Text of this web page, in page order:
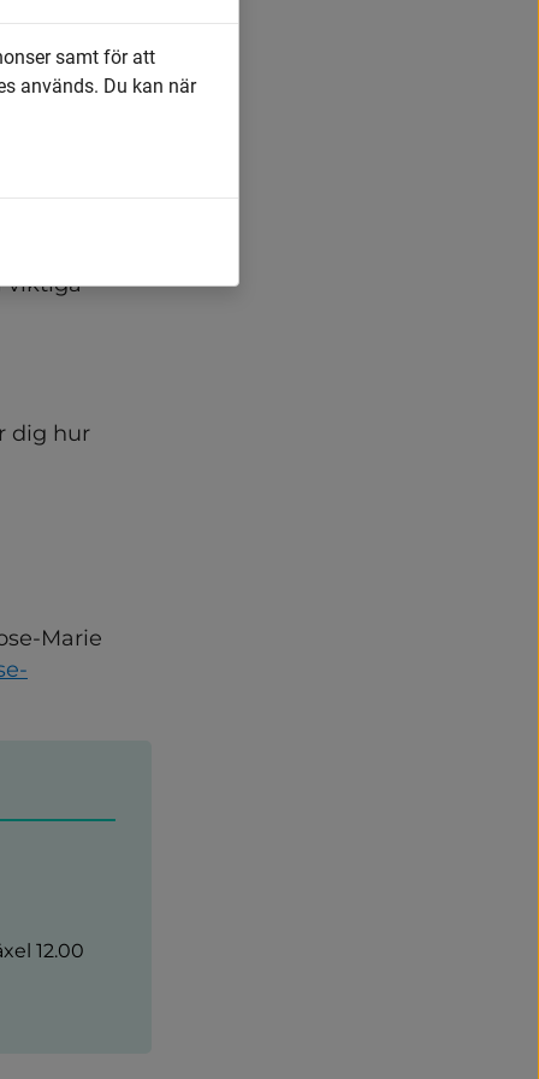
just
viktiga
dig hur
Marie
12.00
samt för att
används. Du kan när